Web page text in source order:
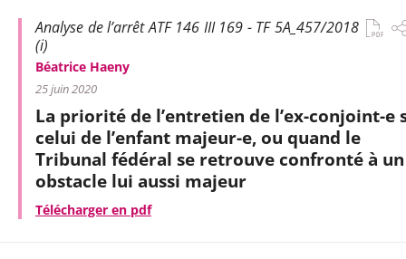
Analyse de l’arrêt ATF 146 III 169 - TF 5A_457/2018
(i)
Béatrice Haeny
25 juin 2020
La priorité de l’entretien de l’ex-conjoint-e
celui de l’enfant majeur-e, ou quand le
Tribunal fédéral se retrouve confronté à un
obstacle lui aussi majeur
Télécharger en pdf